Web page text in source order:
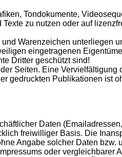
Tondokumente,
zu nutzen oder auf
Warenzeichen unterliegen
eingetragenen
Dritter geschützt sind!
Seiten. Eine Vervielfältigung
gedruckten Publikationen ist
Daten
freiwilliger Basis. Die
Angabe solcher Daten bzw.
oder vergleichbarer